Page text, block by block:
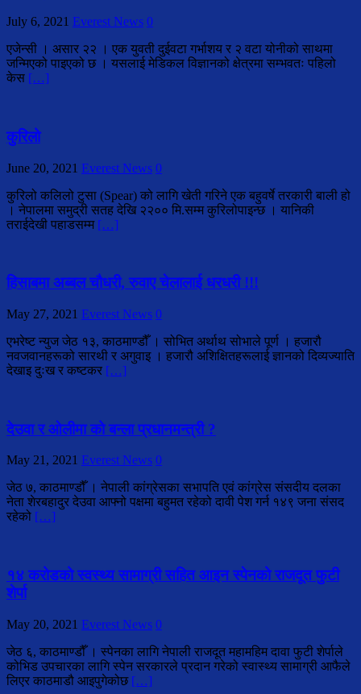
July 6, 2021 Everest News 0
एजेन्सी । असार २२ । एक युवती दुईवटा गर्भाशय र २ वटा योनीको साथमा
जन्मिएको पाइएको छ । यसलाई मेडिकल विज्ञानको क्षेत्रमा सम्भवतः पहिलो
केस […]
कुरिलो
June 20, 2021 Everest News 0
कुरिलो कलिलो टुसा (Spear) को लागि खेती गरिने एक बहुवर्षे तरकारी बाली हो
। नेपालमा समुद्री सतह देखि २२०० मि.सम्म कुरिलोपाइन्छ । यानिकी
तराईदेखी पहाडसम्म […]
हिसाबमा अब्बल चौधरी, रुवाए चेलालाई धरधरी !!!
May 27, 2021 Everest News 0
एभरेष्ट न्युज जेठ १३, काठमाण्डौँ । सोभित अर्थाथ सोभाले पूर्ण । हजारौ
नवजवानहरूको सारथी र अगुवाइ । हजारौ अशिक्षितहरूलाई ज्ञानको दिव्यज्याति
देखाइ दुःख र कष्टकर […]
देउवा र ओलीमा को बन्ला प्रधानमन्त्री ?
May 21, 2021 Everest News 0
जेठ ७, काठमाण्डौँ । नेपाली कांग्रेसका सभापति एवं कांग्रेस संसदीय दलका
नेता शेरबहादुर देउवा आफ्नो पक्षमा बहुमत रहेको दावी पेश गर्न १४९ जना संसद
रहेको […]
१४ करोडको स्वस्थ्य सामाग्री सहित आइन स्पेनको राजदूत फुटी
शेर्पा
May 20, 2021 Everest News 0
जेठ ६, काठमाण्डौँ । स्पेनका लागि नेपाली राजदूत महामहिम दावा फुटी शेर्पाले
कोभिड उपचारका लागि स्पेन सरकारले प्रदान गरेको स्वास्थ्य सामाग्री आफैले
लिएर काठमाडौ आइपुगेकोछ […]